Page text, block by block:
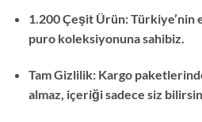
1.200 Çeşit Ürün: Türkiye’nin
puro koleksiyonuna sahibiz.
Tam Gizlilik: Kargo
almaz, içeriği sadece siz